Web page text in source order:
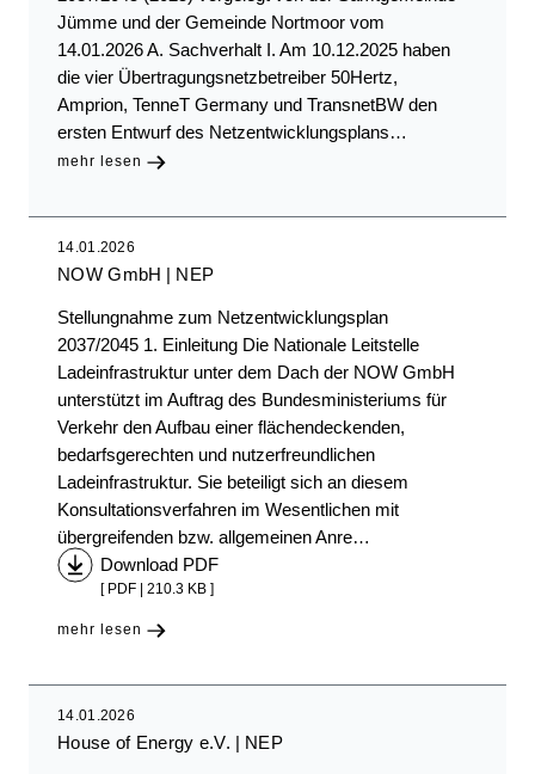
Jümme und der Gemeinde Nortmoor vom
14.01.2026 A. Sachverhalt I. Am 10.12.2025 haben
die vier Übertragungsnetzbetreiber 50Hertz,
Amprion, TenneT Germany und TransnetBW den
ersten Entwurf des Netzentwicklungsplans…
mehr lesen
14.01.2026
NOW GmbH NEP
Stellungnahme zum Netzentwicklungsplan
2037/2045 1. Einleitung Die Nationale Leitstelle
Ladeinfrastruktur unter dem Dach der NOW GmbH
unterstützt im Auftrag des Bundesministeriums für
Verkehr den Aufbau einer flächendeckenden,
bedarfsgerechten und nutzerfreundlichen
Ladeinfrastruktur. Sie beteiligt sich an diesem
Konsultationsverfahren im Wesentlichen mit
übergreifenden bzw. allgemeinen Anre…
Download PDF
[ PDF | 210.3 KB ]
mehr lesen
14.01.2026
House of Energy e.V. NEP